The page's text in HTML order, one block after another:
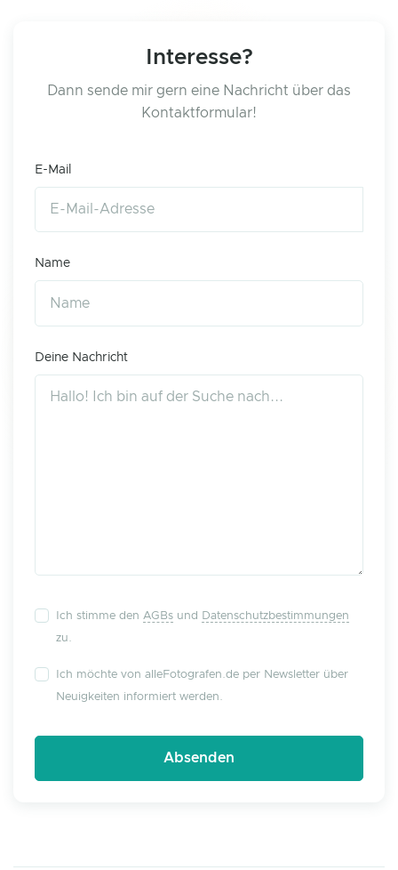
Interesse?
Dann sende mir gern eine Nachricht über das
Kontaktformular!
E-Mail
Name
Deine Nachricht
Ich stimme den AGBs und
Datenschutzbestimmungen
zu.
Ich möchte von alleFotografen.de per Newsletter über
Neuigkeiten informiert werden.